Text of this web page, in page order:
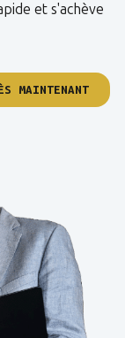
et s'achève
MAINTENANT